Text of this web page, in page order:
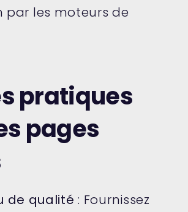
par les moteurs de
pratiques
pages
de qualité : Fournissez